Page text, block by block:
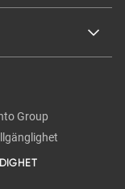
Group